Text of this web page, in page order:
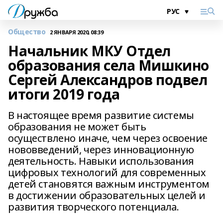
Общество 2 ЯНВАРЯ 2020, 08:39
Начальник МКУ Отдел
образования села Мишкино
Сергей Александров подвел
итоги 2019 года
В настоящее время развитие системы
образования не может быть
осуществлено иначе, чем через освоение
нововведений, через инновационную
деятельность. Навыки использования
цифровых технологий для современных
детей становятся важным инструментом
в достижении образовательных целей и
развития творческого потенциала.